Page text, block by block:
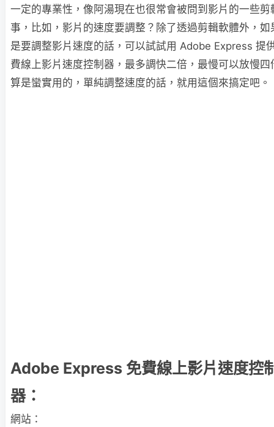
一定的專業性，像阿湯現在也很常會被問到影片的一些剪
事，比如，影片的速度要調整？除了透過剪輯軟體外，如
是要調整影片速度的話，可以試試用 Adobe Express 提
費線上影片速度控制器，最多調快二倍，最慢可以放慢四
算是蠻實用的，單純調整速度的話，就用這個來搞定吧。
Adobe Express 免費線上影片速度控
器：
網站：